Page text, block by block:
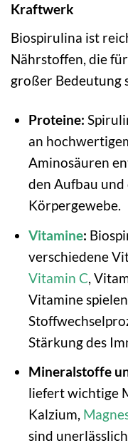
Kraftwerk
Biospirulina ist
Nährstoffen, die
großer Bedeutung
Proteine:
an
Aminosäuren
den Aufbau
Körpergewebe.
Vitamine:
verschiedene
Vitamin C ,
Vitamine
Stärkung des
Mineralstoffe
liefert wichtige
Kalzium,
sind